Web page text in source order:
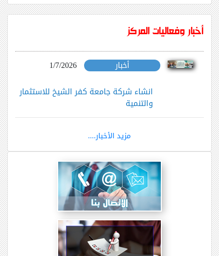
أخبار وفعاليات المركز
أخبار
1/7/2026
انشاء شركة جامعة كفر الشيخ للاستثمار
والتنمية
مزيد الأخبار....